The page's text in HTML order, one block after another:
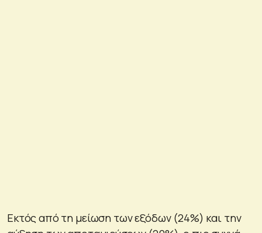
Εκτός από τη μείωση των εξόδων (24%) και την